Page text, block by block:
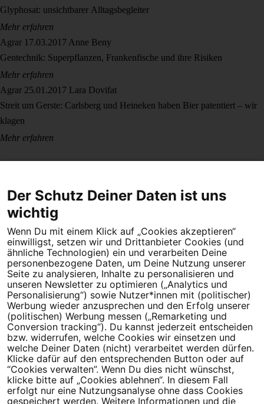
Glyphosat: unsichtbarer Alltagsbegleiter
Mehr erfahren
Agrar 17.03.2017 Anne Beny
Gentechnik: Superpflanzen, Frankenfische und ihre Risiken
Mehr erfahren
Agrar 25.01.2017 Lara Dovifat
Streit um Gerste: Carlsberg und Heineken haben Bier patentiert – wir
klagen
Mehr erfahren
Dein Engagement macht den Unterschied. Schließe Dich 4,5
Millionen Menschen an.
Newsletter bestellen
Campact e.V.
IBAN DE95 2‍5‍1‍2 0‍5‍1‍0 6‍9‍8‍0 0‍0‍0‍0 0‍0
SozialBank
Direkt online spenden
Der Schutz Deiner Daten ist uns
wichtig
Wenn Du mit einem Klick auf „Cookies akzeptieren“
einwilligst, setzen wir und Drittanbieter Cookies (und
ähnliche Technologien) ein und verarbeiten Deine
personenbezogene Daten, um Deine Nutzung unserer
Seite zu analysieren, Inhalte zu personalisieren und
unseren Newsletter zu optimieren („Analytics und
Personalisierung“) sowie Nutzer*innen mit (politischer)
Werbung wieder anzusprechen und den Erfolg unserer
(politischen) Werbung messen („Remarketing und
Conversion tracking“). Du kannst jederzeit entscheiden
bzw. widerrufen, welche Cookies wir einsetzen und
welche Deiner Daten (nicht) verarbeitet werden dürfen.
Klicke dafür auf den entsprechenden Button oder auf
“Cookies verwalten”. Wenn Du dies nicht wünschst,
klicke bitte auf „Cookies ablehnen“. In diesem Fall
erfolgt nur eine Nutzungsanalyse ohne dass Cookies
gespeichert werden. Weitere Informationen und die